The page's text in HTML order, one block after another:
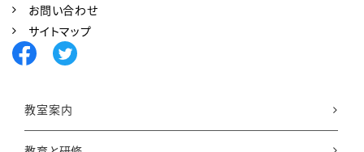
お問い合わせ
サイトマップ
教室案内